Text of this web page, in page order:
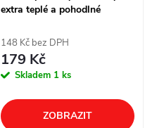
extra teplé a pohodlné
148 Kč bez DPH
179 Kč
Skladem 1 ks
ZOBRAZIT